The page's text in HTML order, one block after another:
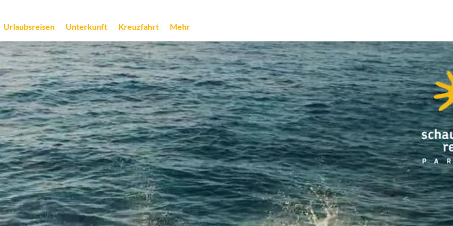
Urlaubsreisen Unterkunft Kreuzfahrt Mehr